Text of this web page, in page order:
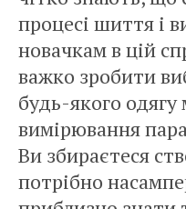
процесі шиття і
новачкам в цій
важко зробити
будь-якого одягу
вимірювання
Ви збираєтеся
потрібно